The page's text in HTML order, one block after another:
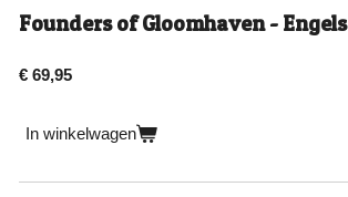
Founders of Gloomhaven - Engels
€ 69,95
In winkelwagen